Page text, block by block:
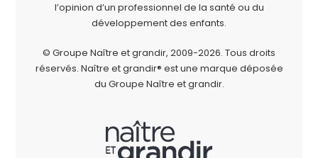
l’opinion d’un professionnel de la santé ou du
développement des enfants.
© Groupe Naître et grandir, 2009-2026. Tous droits
réservés. Naître et grandir® est une marque déposée
du Groupe Naître et grandir.